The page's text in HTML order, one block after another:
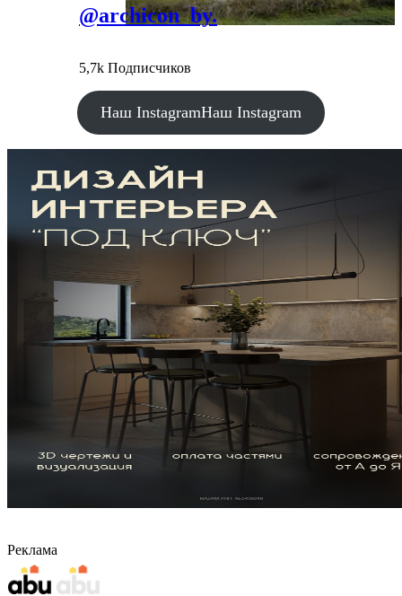
@archicon_by.
5,7k Подписчиков
Наш InstagramНаш Instagram
Реклама